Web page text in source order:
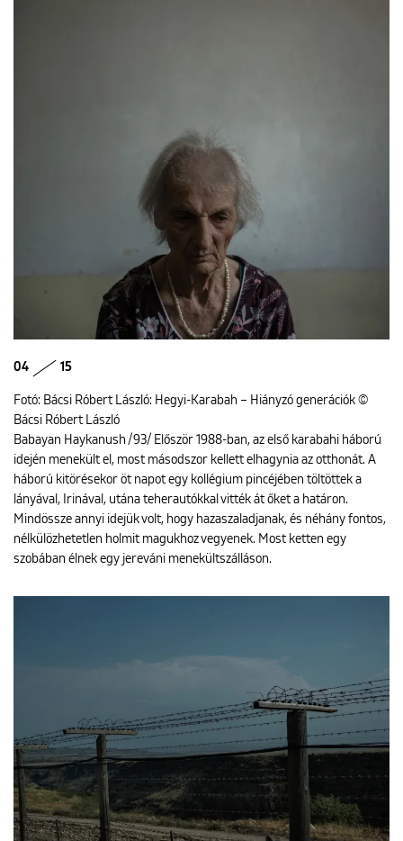
04 15
Fotó: Bácsi Róbert László: Hegyi-Karabah – Hiányzó generációk ©
Bácsi Róbert László
Babayan Haykanush /93/ Először 1988-ban, az első karabahi háború
idején menekült el, most másodszor kellett elhagynia az otthonát. A
háború kitörésekor öt napot egy kollégium pincéjében töltöttek a
lányával, Irinával, utána teherautókkal vitték át őket a határon.
Mindössze annyi idejük volt, hogy hazaszaladjanak, és néhány fontos,
nélkülözhetetlen holmit magukhoz vegyenek. Most ketten egy
szobában élnek egy jereváni menekültszálláson.